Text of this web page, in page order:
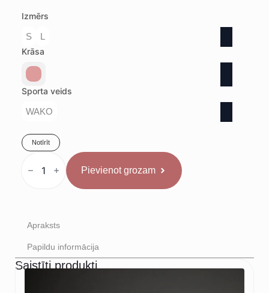
Izmērs
S
L
Krāsa
Sporta veids
WAKO
Notīrīt
Wako
Pievienot grozam
Apraksts
Papildu informācija
Saistīti produkti